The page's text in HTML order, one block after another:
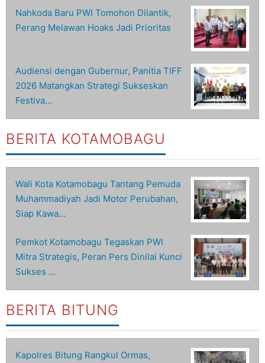
Nahkoda Baru PWI Tomohon Dilantik,
Perang Melawan Hoaks Jadi Prioritas
Audiensi dengan Gubernur, Panitia TIFF
2026 Matangkan Strategi Sukseskan
Festiva…
BERITA KOTAMOBAGU
Wali Kota Kotamobagu Tantang Pemuda
Muhammadiyah Jadi Motor Perubahan,
Siap Kawa…
Pemkot Kotamobagu Tegaskan PWI
Mitra Strategis, Peran Pers Dinilai Kunci
Sukses …
BERITA BITUNG
Kapolres Bitung Rangkul Ormas,